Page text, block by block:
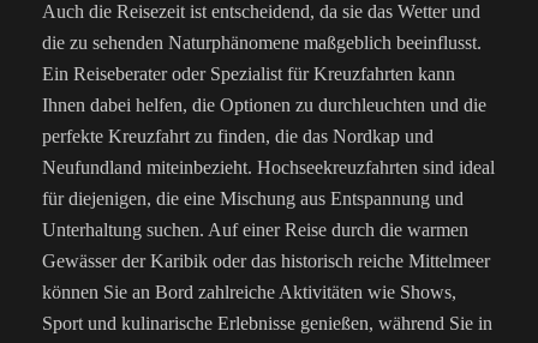
Auch die Reisezeit ist entscheidend, da sie das Wetter und
die zu sehenden Naturphänomene maßgeblich beeinflusst.
Ein Reiseberater oder Spezialist für Kreuzfahrten kann
Ihnen dabei helfen, die Optionen zu durchleuchten und die
perfekte Kreuzfahrt zu finden, die das Nordkap und
Neufundland miteinbezieht. Hochseekreuzfahrten sind ideal
für diejenigen, die eine Mischung aus Entspannung und
Unterhaltung suchen. Auf einer Reise durch die warmen
Gewässer der Karibik oder das historisch reiche Mittelmeer
können Sie an Bord zahlreiche Aktivitäten wie Shows,
Sport und kulinarische Erlebnisse genießen, während Sie in